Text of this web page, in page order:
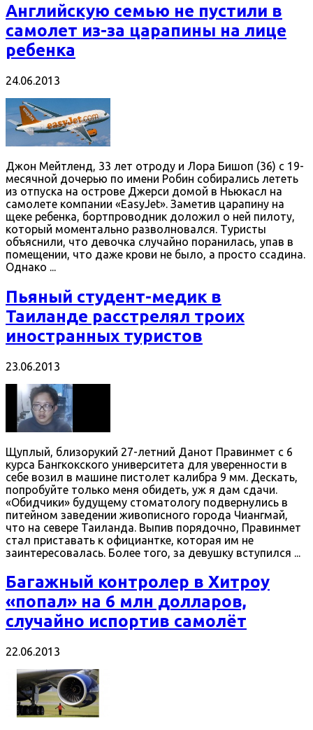
Английскую семью не пустили в
самолет из-за царапины на лице
ребенка
24.06.2013
Джон Мейтленд, 33 лет отроду и Лора Бишоп (36) с 19-
месячной дочерью по имени Робин собирались лететь
из отпуска на острове Джерси домой в Ньюкасл на
самолете компании «EasyJet». Заметив царапину на
щеке ребенка, бортпроводник доложил о ней пилоту,
который моментально разволновался. Туристы
объяснили, что девочка случайно поранилась, упав в
помещении, что даже крови не было, а просто ссадина.
Однако ...
Пьяный студент-медик в
Таиланде расстрелял троих
иностранных туристов
23.06.2013
Щуплый, близорукий 27-летний Данот Правинмет с 6
курса Бангкокского университета для уверенности в
себе возил в машине пистолет калибра 9 мм. Дескать,
попробуйте только меня обидеть, уж я дам сдачи.
«Обидчики» будущему стоматологу подвернулись в
питейном заведении живописного города Чиангмай,
что на севере Таиланда. Выпив порядочно, Правинмет
стал приставать к официантке, которая им не
заинтересовалась. Более того, за девушку вступился ...
Багажный контролер в Хитроу
«попал» на 6 млн долларов,
случайно испортив самолёт
22.06.2013